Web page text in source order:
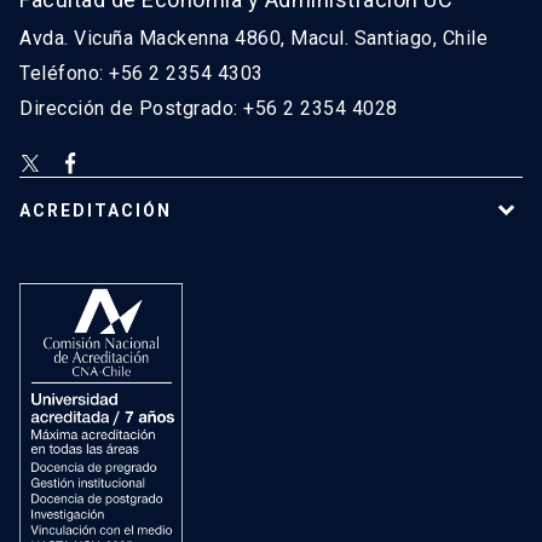
Avda. Vicuña Mackenna 4860, Macul. Santiago, Chile
Teléfono: +56 2 2354 4303
Dirección de Postgrado: +56 2 2354 4028
ACREDITACIÓN